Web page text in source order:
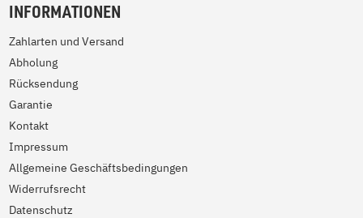
INFORMATIONEN
Zahlarten und Versand
Abholung
Rücksendung
Garantie
Kontakt
Impressum
Allgemeine Geschäftsbedingungen
Widerrufsrecht
Datenschutz